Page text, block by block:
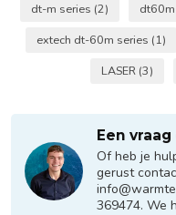
dt-m series (2) dt60m
extech dt-60m series (1)
LASER (3)
Een
Of heb je
gerust
369474. We